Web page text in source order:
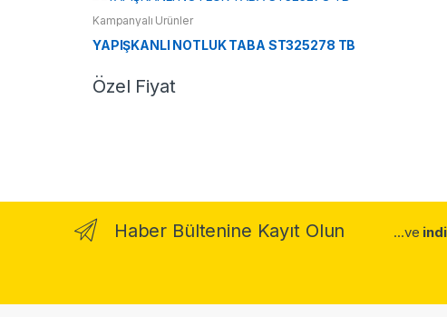
Kampanyalı Ürünler
YAPIŞKANLI NOTLUK TABA ST325278 TB
Özel Fiyat
Haber Bültenine Kayıt Olun ...ve